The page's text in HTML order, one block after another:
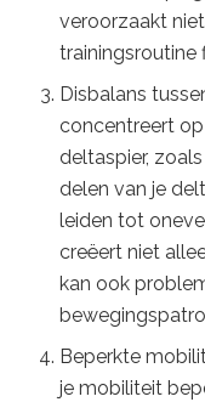
veroorzaakt
trainingsroutine
Disbalans
concentreert
deltaspier,
delen van je
leiden tot
creëert niet
kan ook
Beperkte
je mobiliteit